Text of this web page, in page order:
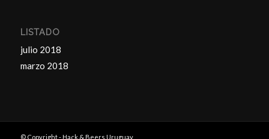
LISTADO
julio 2018
marzo 2018
© Copyright - Hack & Beers Uruguay